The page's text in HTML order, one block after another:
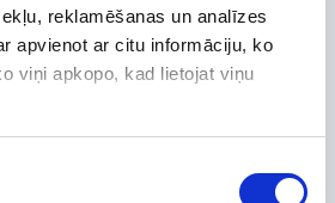
reklamēšanas un analīzes
apvienot ar citu informāciju, ko
viņi apkopo, kad lietojat viņu
*
informāciju un cenu meklēt